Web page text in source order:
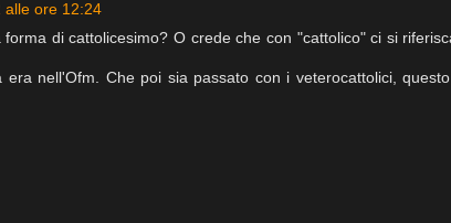
alle ore 12:24
di cattolicesimo? O crede che con "cattolico" ci si
era nell'Ofm. Che poi sia passato con i veterocattolici,